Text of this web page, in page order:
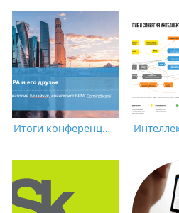
Итоги конференции CNews «Роботизация бизнес-процессов 2021»